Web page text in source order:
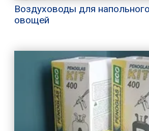
Воздуховоды для
овощей